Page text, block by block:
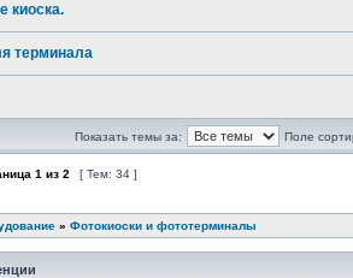
киоска.
терминала
Показать темы за: Поле
1 из 2 [ Тем: 34 ]
» Фотокиоски и фототерминалы